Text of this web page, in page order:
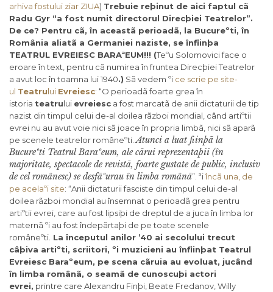
arhiva fostului ziar ZIUA) Trebuie reþinut de aici faptul cã
Radu Gyr “a fost numit directorul Direcþiei Teatrelor”.
De ce? Pentru cã, în aceastã perioadã, la Bucureºti, în
România aliatã a Germaniei naziste, se înfiinþa
TEATRUL EVREIESC BARAªEUM!!! (Teºu Solomovici face o
eroare în text, pentru cã numirea în fruntea Direcþiei Teatrelor
a avut loc în toamna lui 1940.) Sã vedem ºi ce scrie pe site-
ul Teatrului Evreiesc: “O perioadã foarte grea în
istoria teatrului evreiesc a fost marcatã de anii dictaturii de tip
nazist din timpul celui de-al doilea rãzboi mondial, când artiºtii
evrei nu au avut voie nici sã joace în propria limbã, nici sã aparã
pe scenele teatrelor româneºti. Atunci a luat fiinþã la
Bucureºti Teatrul Baraºeum, ale cãrui reprezentaþii (în
majoritate, spectacole de revistã, foarte gustate de public, inclusiv
de cel românesc) se desfãºurau în limba românã”. ªiîncã una, de
pe acelaºi site: “Anii dictaturii fasciste din timpul celui de-al
doilea rãzboi mondial au însemnat o perioadã grea pentru
artiºtii evrei, care au fost lipsiþi de dreptul de a juca în limba lor
maternã ºi au fost îndepãrtaþi de pe toate scenele
româneºti. La începutul anilor ’40 ai secolului trecut
câþiva artiºti, scriitori, ºi muzicieni au înfiinþat Teatrul
Evreiesc Baraºeum, pe scena cãruia au evoluat, jucând
în limba românã, o seamã de cunoscuþi actori
evrei, printre care Alexandru Finþi, Beate Fredanov, Willy